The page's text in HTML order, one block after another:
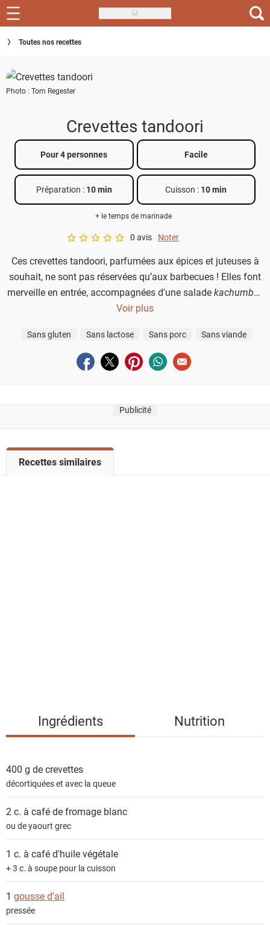
Skip
to
main
Recettes
Inspirations
Conseils
Menu de la semaine
Actus
Téléchargez l'app Saveurs Recettes
Index des recettes
Toutes nos recettes
Photo : Tom Regester
Crevettes tandoori
Pour 4 personnes Facile
Préparation : 10 min Cuisson : 10 min
+ le temps de marinade
A star rating of 0 out of 5.
0 avis Noter
Ces crevettes tandoori, parfumées aux épices et juteuses à
souhait, ne sont pas réservées qu’aux barbecues ! Elles font
merveille en entrée, accompagnées d'une saladekachumber
ou en apéritif lors d'un dîner. Pas besoin de
poêle suffit pour révéler toute leur tendreté et leurs arômes.
Voir plus
Sans gluten Sans lactose Sans porc Sans viande
Partager sur facebook
Partager sur twitter
Partager sur pinterest
Partager sur whatsapp
Envoyer à un ami
Publicité
o
i
e
n
t
Recettes similaires
Ingrédients Nutrition
400 g decrevettes
décortiquées et avec la queue
2 c. à café defromage blanc
ou de yaourt grec
1 c. à caféd'huile végétale
+ 3 c. à soupe pour la cuisson
1 gousse d'ail
pressée